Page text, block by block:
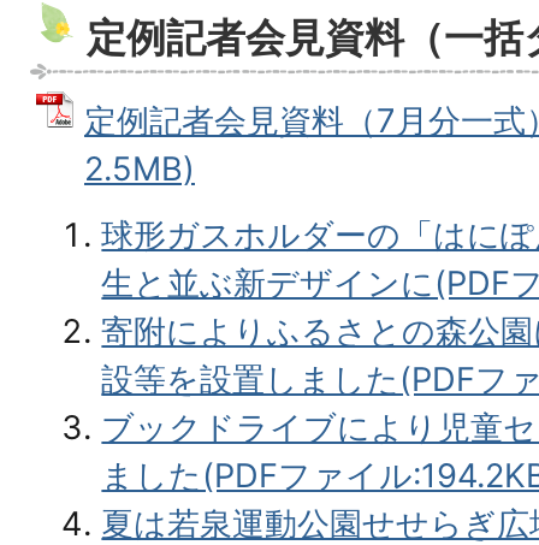
定例記者会見資料（一
定例記者会見資料（7月分一
2.5MB)
球形ガスホルダーの「はに
生と並ぶ新デザインに(PDF
寄附によりふるさとの森公
設等を設置しました(PDFフ
ブックドライブにより児童
ました(PDFファイル
夏は若泉運動公園せせらぎ